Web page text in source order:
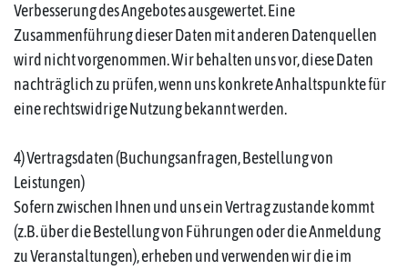
Verbesserung des Angebotes ausgewertet. Eine
Zusammenführung dieser Daten mit anderen Datenquellen
wird nicht vorgenommen. Wir behalten uns vor, diese Daten
nachträglich zu prüfen, wenn uns konkrete Anhaltspunkte für
eine rechtswidrige Nutzung bekannt werden.
4) Vertragsdaten (Buchungsanfragen, Bestellung von
Leistungen)
Sofern zwischen Ihnen und uns ein Vertrag zustande kommt
(z.B. über die Bestellung von Führungen oder die Anmeldung
zu Veranstaltungen), erheben und verwenden wir die im